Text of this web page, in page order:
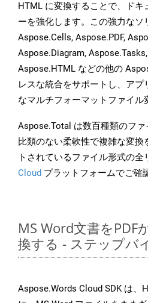
HTML に変換することで、ドキ
ーを強化します。この強力なソ
Aspose.Cells, Aspose.PDF,
Aspose.Diagram,
Aspose.HTML などの他の
レスな統合をサポートし、ア
なマルチフォーマットファイル
Aspose.Total は数百種類のファ
比類のない柔軟性で複雑な変
トされているファイル形式の全
Cloud プラットフォームでご確
MS Word文書をPDF
換する - ステップバ
Aspose.Words Cloud SDK は、